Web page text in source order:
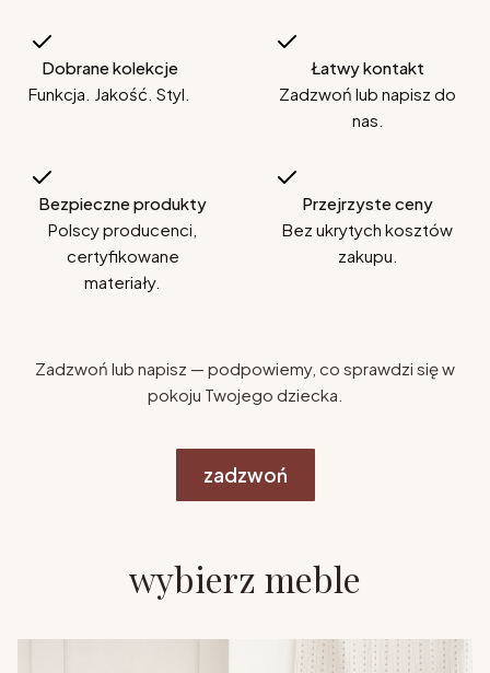
Dobrane kolekcje
Funkcja. Jakość. Styl.
Łatwy kontakt
Zadzwoń lub napisz do
nas.
Bezpieczne produkty
Polscy producenci,
certyfikowane
materiały.
Przejrzyste ceny
Bez ukrytych kosztów
zakupu.
Zadzwoń lub napisz — podpowiemy, co sprawdzi się w
pokoju Twojego dziecka.
zadzwoń
wybierz meble